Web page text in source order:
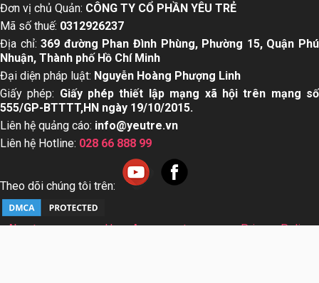
Đơn vị chủ Quản: CÔNG TY CỔ PHẦN YÊU TRẺ
Mã số thuế: 0312926237
Địa chỉ:369 đường Phan Đình Phùng, Phường 15, Quận Phú
Nhuận, Thành phố Hồ Chí Minh
Đại diện pháp luật: Nguyễn Hoàng Phượng Linh
Giấy phép: Giấy phép thiết lập mạng xã hội trên mạng số
555/GP-BTTTT,HN ngày 19/10/2015.
Liên hệ quảng cáo: info@yeutre.vn
Liên hệ Hotline: 028 66 888 99
Theo dõi chúng tôi trên:
About us User Agreement
Privacy Policy